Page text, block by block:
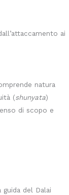
ai
natura
(shunyata)
di scopo e
del Dalai